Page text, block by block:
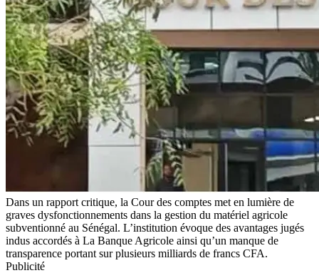
Dans un rapport critique, la Cour des comptes met en lumière de
graves dysfonctionnements dans la gestion du matériel agricole
subventionné au Sénégal. L’institution évoque des avantages jugés
indus accordés à La Banque Agricole ainsi qu’un manque de
transparence portant sur plusieurs milliards de francs CFA.
Publicité